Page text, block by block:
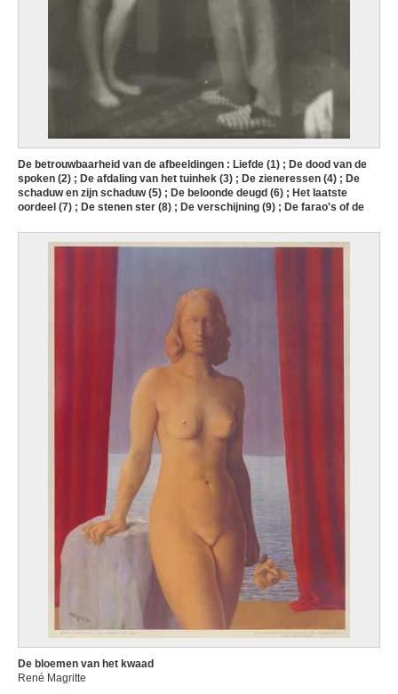
De betrouwbaarheid van de afbeeldingen : Liefde (1) ; De dood van de
spoken (2) ; De afdaling van het tuinhek (3) ; De zieneressen (4) ; De
schaduw en zijn schaduw (5) ; De beloonde deugd (6) ; Het laatste
oordeel (7) ; De stenen ster (8) ; De verschijning (9) ; De farao's of de
(12) ; De éminence grise (13) ; De vernieler (14) ; Koningin Semiramis
(15) ; De vogelaar (16)
De bloemen van het kwaad
René Magritte